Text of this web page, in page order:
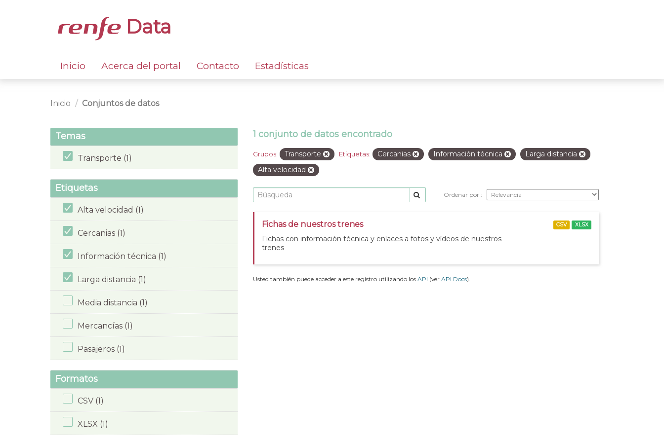
Data
Inicio Acerca del portal Contacto Estadísticas
Inicio Conjuntos de datos
Temas
Transporte (1)
Etiquetas
Alta velocidad (1)
Cercanias (1)
Información técnica (1)
Larga distancia (1)
Media distancia (1)
Mercancías (1)
Pasajeros (1)
Formatos
CSV (1)
XLSX (1)
1 conjunto de datos encontrado
Grupos: Transporte Etiquetas: Cercanias Información técnica
Larga distancia
Alta velocidad
Ordenar por
Fichas de nuestros trenes
Fichas con información técnica y enlaces a fotos y vídeos de nuestros
trenes
CSV XLSX
Usted también puede acceder a este registro utilizando los API (ver API Docs).